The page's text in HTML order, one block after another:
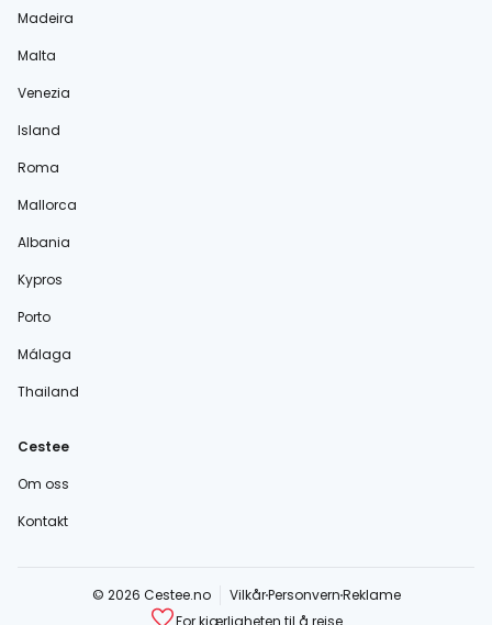
Madeira
Malta
Venezia
Island
Roma
Mallorca
Albania
Kypros
Porto
Málaga
Thailand
Cestee
Om oss
Kontakt
© 2026 Cestee.no VilkårPersonvernReklame
For kjærligheten til å reise